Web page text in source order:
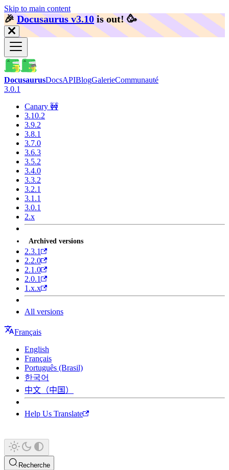
Skip to main content
🎉️Docusaurus v3.10 is out! 🥳️
DocusaurusDocsAPIBlogGalerieCommunauté
3.0.1
Canary 🚧
3.10.2
3.9.2
3.8.1
3.7.0
3.6.3
3.5.2
3.4.0
3.3.2
3.2.1
3.1.1
3.0.1
2.x
Archived versions
2.3.1
2.2.0
2.1.0
2.0.1
1.x.x
All versions
Français
English
Français
Português (Brasil)
한국어
中文（中国）
Help Us Translate
Recherche